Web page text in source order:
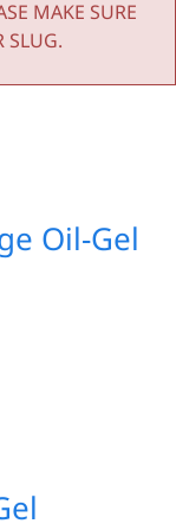
MAKE SURE
SLUG.
Oil-Gel